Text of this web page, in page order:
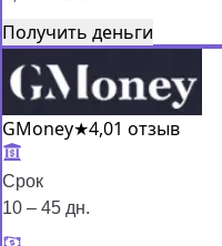
Получить деньги
GMoney★4,01 отзыв
Срок
10 – 45 дн.